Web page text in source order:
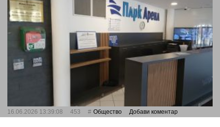
16.06.2026 13:39:08 453 Общество Добави коментар